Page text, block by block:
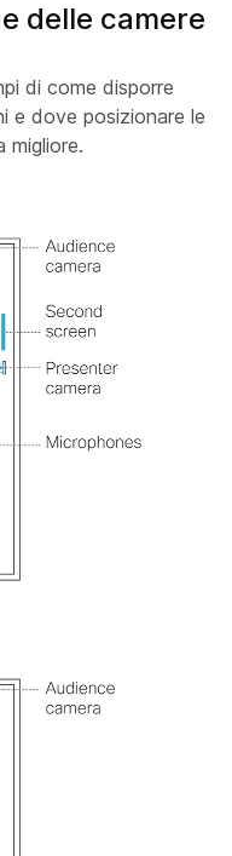
delle camere
di come disporre
e dove posizionare le
migliore.